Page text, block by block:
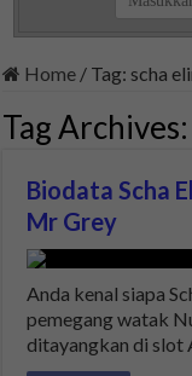
Home / Tag: scha
Tag Archives:
Biodata Scha
Mr Grey
Anda kenal siapa
pemegang watak
ditayangkan di slot